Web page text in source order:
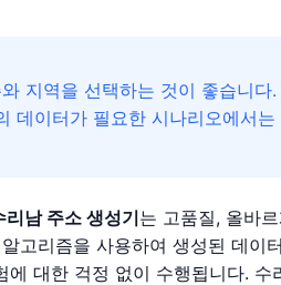
지역을 선택하는 것이 좋습니다
데이터가 필요한 시나리오에서
리남 주소 생성기는 고품질, 올바
고리즘을 사용하여 생성된 데이
대한 걱정 없이 수행됩니다.